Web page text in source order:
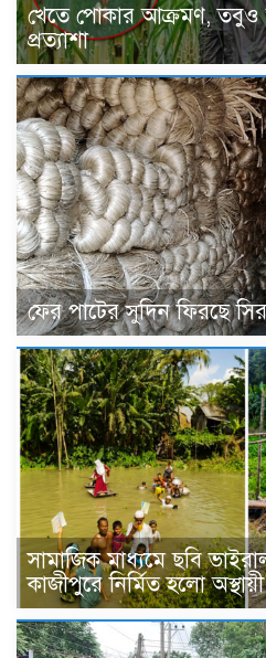
খেতে পোকার আক্রমণ, তবুও
প্রত্যাশা
ফের পাটের সুদিন ফিরছে
সামাজিক মাধ্যমে ছবি
কাজীপুরে নির্মিত হলো